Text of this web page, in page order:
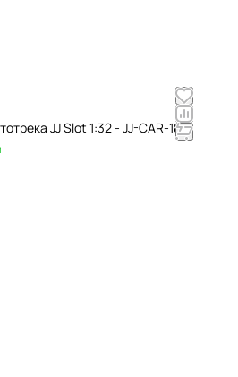
JJ Slot 1:32 - JJ-CAR-18